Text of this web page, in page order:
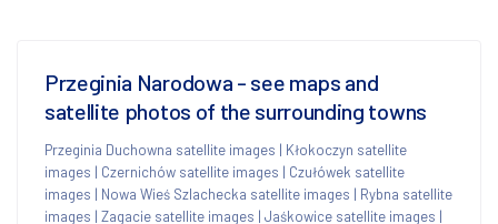
Przeginia Narodowa - see maps and
satellite photos of the surrounding towns
Przeginia Duchowna satellite images | Kłokoczyn satellite
images | Czernichów satellite images | Czułówek satellite
images | Nowa Wieś Szlachecka satellite images | Rybna satellite
images | Zagacie satellite images | Jaśkowice satellite images |